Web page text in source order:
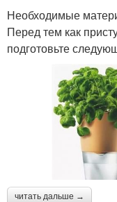
Необходимые
Перед тем как
подготовьте
читать дальше →